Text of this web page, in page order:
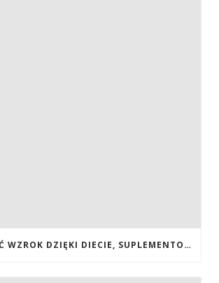
JAK POPRAWIĆ WZROK DZIĘKI DIECIE, SUPLEMENTOM BOGATYM W ANTYOKSYDANTY I WITAMINY. JAK POPRAWIĆ WZROK? DIETA NA LEPSZY WZROK. LUTEINA NA WZROK. WITAMINY NA WZROK.